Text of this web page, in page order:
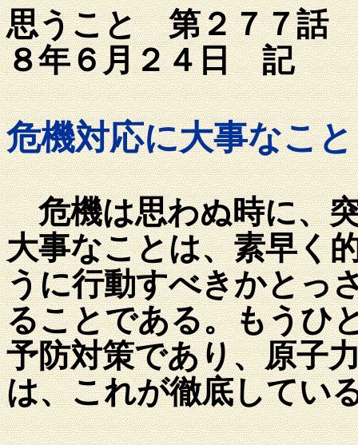
思うこと 第
８年６月２４日 記
危機対応に大事なこと
危機は思わぬ時に、
大事なことは、素早く
うに行動すべきかとっ
ることである。もうひ
予防対策であり、原子
は、これが徹底してい